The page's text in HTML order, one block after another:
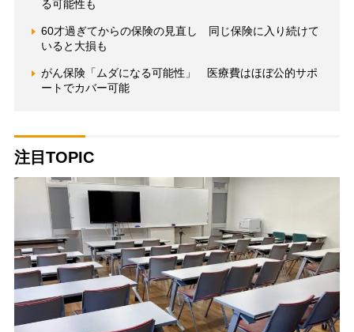
る可能性も
60才過ぎてからの保険の見直し 同じ保険に入り続けて
いると大損も
がん保険「ムダになる可能性」 医療費はほぼ公的サポ
ートでカバー可能
注目TOPIC